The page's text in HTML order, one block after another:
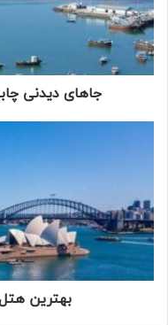
جاهای دیدنی
بهترین